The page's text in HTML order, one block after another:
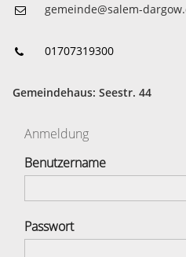
gemeinde@salem-
01707319300
Gemeindehaus: Seestr. 44
Anmeldung
Benutzername
Passwort